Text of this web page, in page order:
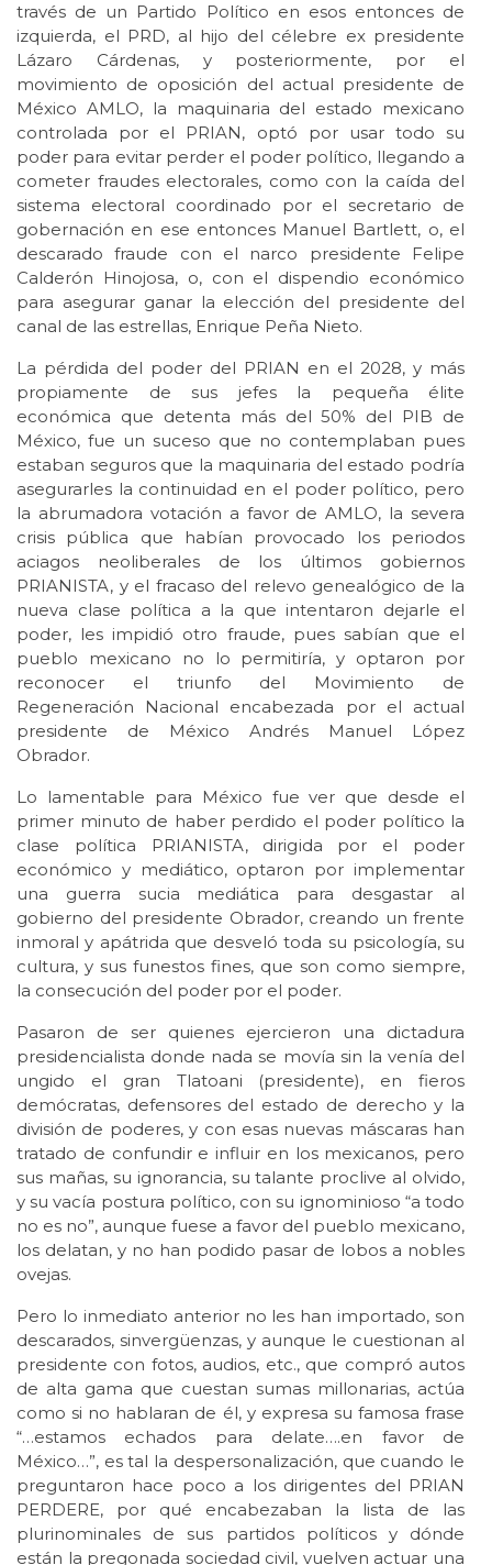
través de un Partido Político en esos entonces de
izquierda, el PRD, al hijo del célebre ex presidente
Lázaro Cárdenas, y posteriormente, por el
movimiento de oposición del actual presidente de
México AMLO, la maquinaria del estado mexicano
controlada por el PRIAN, optó por usar todo su
poder para evitar perder el poder político, llegando a
cometer fraudes electorales, como con la caída del
sistema electoral coordinado por el secretario de
gobernación en ese entonces Manuel Bartlett, o, el
descarado fraude con el narco presidente Felipe
Calderón Hinojosa, o, con el dispendio económico
para asegurar ganar la elección del presidente del
canal de las estrellas, Enrique Peña Nieto.
La pérdida del poder del PRIAN en el 2028, y más
propiamente de sus jefes la pequeña élite
económica que detenta más del 50% del PIB de
México, fue un suceso que no contemplaban pues
estaban seguros que la maquinaria del estado podría
asegurarles la continuidad en el poder político, pero
la abrumadora votación a favor de AMLO, la severa
crisis pública que habían provocado los periodos
aciagos neoliberales de los últimos gobiernos
PRIANISTA, y el fracaso del relevo genealógico de la
nueva clase política a la que intentaron dejarle el
poder, les impidió otro fraude, pues sabían que el
pueblo mexicano no lo permitiría, y optaron por
reconocer el triunfo del Movimiento de
Regeneración Nacional encabezada por el actual
presidente de México Andrés Manuel López
Obrador.
Lo lamentable para México fue ver que desde el
primer minuto de haber perdido el poder político la
clase política PRIANISTA, dirigida por el poder
económico y mediático, optaron por implementar
una guerra sucia mediática para desgastar al
gobierno del presidente Obrador, creando un frente
inmoral y apátrida que desveló toda su psicología, su
cultura, y sus funestos fines, que son como siempre,
la consecución del poder por el poder.
Pasaron de ser quienes ejercieron una dictadura
presidencialista donde nada se movía sin la venía del
ungido el gran Tlatoani (presidente), en fieros
demócratas, defensores del estado de derecho y la
división de poderes, y con esas nuevas máscaras han
tratado de confundir e influir en los mexicanos, pero
sus mañas, su ignorancia, su talante proclive al olvido,
y su vacía postura político, con su ignominioso “a todo
no es no”, aunque fuese a favor del pueblo mexicano,
los delatan, y no han podido pasar de lobos a nobles
ovejas.
Pero lo inmediato anterior no les han importado, son
descarados, sinvergüenzas, y aunque le cuestionan al
presidente con fotos, audios, etc., que compró autos
de alta gama que cuestan sumas millonarias, actúa
como si no hablaran de él, y expresa su famosa frase
“…estamos echados para delate….en favor de
México…”, es tal la despersonalización, que cuando le
preguntaron hace poco a los dirigentes del PRIAN
PERDERE, por qué encabezaban la lista de las
plurinominales de sus partidos políticos y dónde
están la pregonada sociedad civil, vuelven actuar una